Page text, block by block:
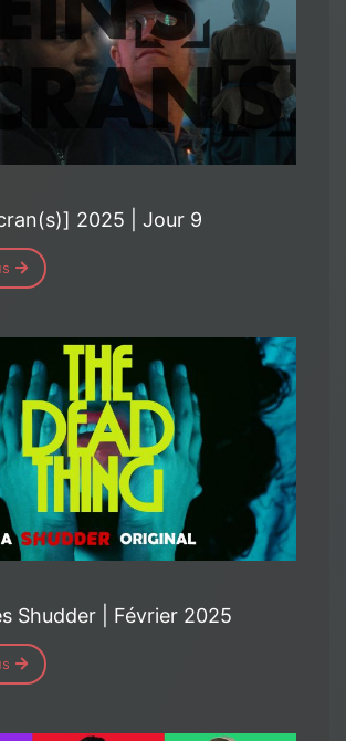
2025 | Jour 9
Shudder | Février 2025